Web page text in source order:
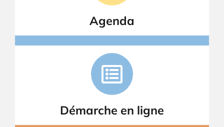
Agenda
Démarche en ligne